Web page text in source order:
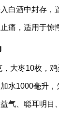
白酒中封存，
痛，适用于惊
大枣10枚，鸡
水1000毫升
气、聪耳明目